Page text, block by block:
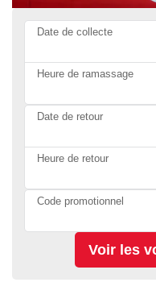
Date de collecte
Heure de ramassage
Date de retour
Heure de retour
Code promotionnel